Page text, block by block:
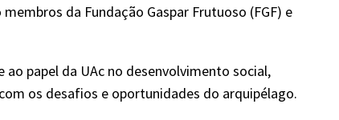
da Fundação Gaspar Frutuoso (FGF) e
papel da UAc no desenvolvimento social,
os desafios e oportunidades do arquipélago.